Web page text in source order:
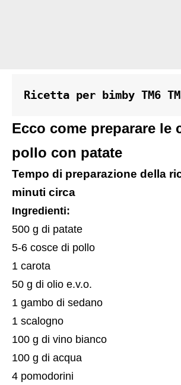
Ricetta per bimby TM6
Ecco come preparare le
pollo con patate
Tempo di preparazione della
minuti circa
Ingredienti:
500 g di patate
5-6 cosce di pollo
1 carota
50 g di olio e.v.o.
1 gambo di sedano
1 scalogno
100 g di vino bianco
100 g di acqua
4 pomodorini